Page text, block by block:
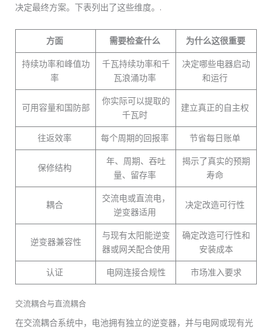
决定最终方案。下表列出了这些维度。.
方面 需要检查什么
为什么这很重要
持续功率和峰值功
率
千瓦持续功率和千
瓦浪涌功率
决定哪些电器启动
和运行
可用容量和国防部
你实际可以提取的
千瓦时
建立真正的自主权
往返效率 每个周期的回报率 节省每日账单
保修结构
年、周期、吞吐
量、留存率
揭示了真实的预期
寿命
耦合
交流电或直流电，
逆变器适用
决定改造可行性
逆变器兼容性
与现有太阳能逆变
器或网关配合使用
确定改造可行性和
安装成本
认证
电网连接合规性 市场准入要求
交流耦合与直流耦合
在交流耦合系统中，电池拥有独立的逆变器，并与电网或现有光